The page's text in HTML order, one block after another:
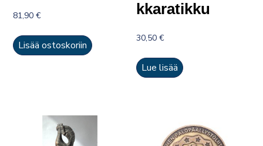
81,90€
Lisää ostoskoriin
kkaratikku
30,50€
Lue lisää